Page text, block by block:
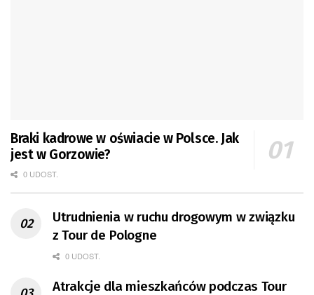
Braki kadrowe w oświacie w Polsce. Jak
jest w Gorzowie?
0 UDOST.
Utrudnienia w ruchu drogowym w związku
z Tour de Pologne
0 UDOST.
Atrakcje dla mieszkańców podczas Tour